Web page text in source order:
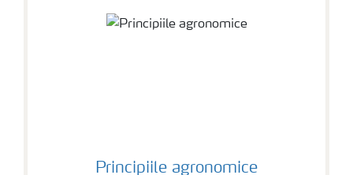
Principiile agronomice